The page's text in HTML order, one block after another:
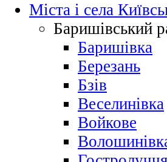
Міста і села
Баришівський
Баришівка
Березань
Бзів
Веселинівка
Войкове